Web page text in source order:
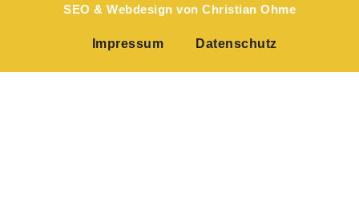
SEO & Webdesign von Christian Ohme
Impressum Datenschutz